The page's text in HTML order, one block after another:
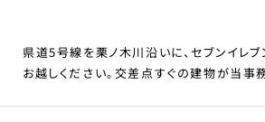
県道5号線を栗ノ木川沿いに、セブンイレ
お越しください。交差点すぐの建物が当事